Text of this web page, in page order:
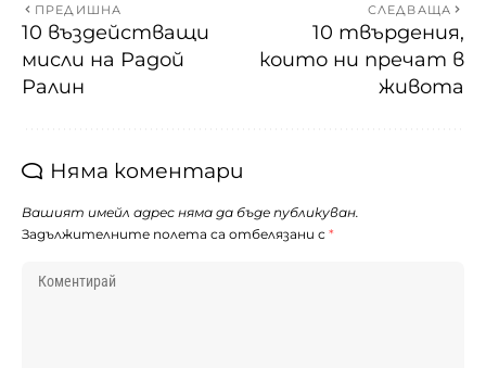
ПРЕДИШНА
10 въздействащи
мисли на Радой
Ралин
СЛЕДВАЩА
10 твърдения,
които ни пречат в
живота
Няма коментари
Вашият имейл адрес няма да бъде публикуван.
Задължителните полета са отбелязани с *